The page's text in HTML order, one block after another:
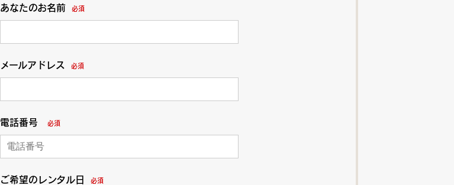
あなたのお名前 必須
メールアドレス 必須
電話番号 必須
ご希望のレンタル日 必須